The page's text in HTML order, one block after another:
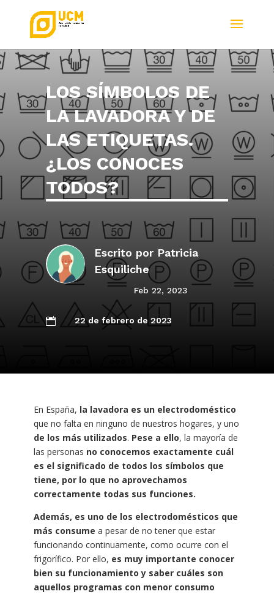
LOS SÍMBOLOS DE
LA LAVADORA Y DE
LAS ETIQUETAS.
¿LOS CONOCES
TODOS?
Escrito por Patricia
Esquiliche
Feb 22, 2023
 22 de febrero de 2023
En España, la lavadora es un electrodoméstico
que no falta en ninguno de nuestros hogares, y uno
de los más utilizados. Pese a ello, la mayoría de
las personas no conocemos exactamente cuál
es el significado de todos los símbolos que
tiene, por lo que no aprovechamos
correctamente todas sus funciones.
Además, es uno de los electrodomésticos que
más consume a pesar de no tener que estar
funcionando continuamente, como ocurre con el
frigorífico. Por ello, es muy importante conocer
bien su funcionamiento y saber cuáles son
aquellos programas con menor consumo